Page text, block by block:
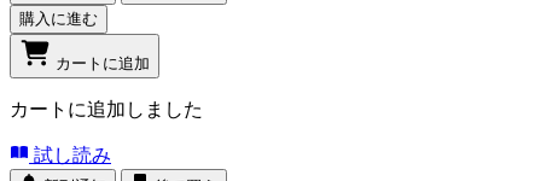
購入に進む
カートに追加
カートに追加しました
試し読み